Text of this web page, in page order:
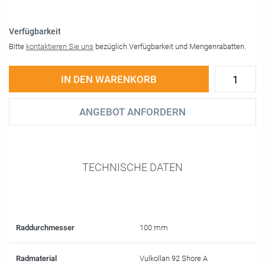
Verfügbarkeit
Bitte kontaktieren Sie uns bezüglich Verfügbarkeit und Mengenrabatten.
IN DEN WARENKORB
ANGEBOT ANFORDERN
TECHNISCHE DATEN
Raddurchmesser 100 mm
Radmaterial Vulkollan 92 Shore A